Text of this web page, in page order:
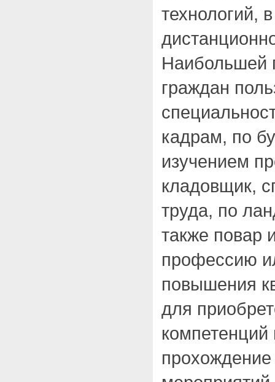
технологий,
Наибольшей
граждан
кадрам, по
изучением
кладовщик,
труда, по
также повар
профессию
повышения
для
компетенций